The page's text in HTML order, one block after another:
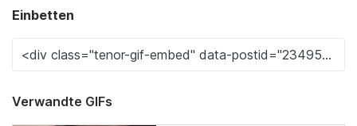
Einbetten
Verwandte GIFs